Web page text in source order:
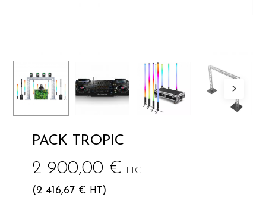
PACK TROPIC
2 900,00 € TTC
(2 416,67 € HT )